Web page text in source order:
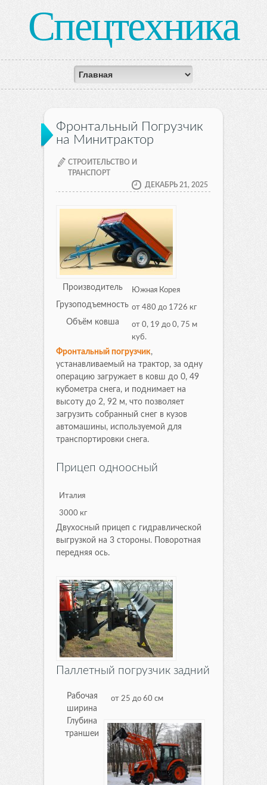
Спецтехника
Фронтальный Погрузчик
на Минитрактор
СТРОИТЕЛЬСТВО И
ТРАНСПОРТ
ДЕКАБРЬ 21, 2025
Производитель Южная Корея
Грузоподъемность от 480 до 1726 кг
Объём ковша
от 0, 19 до 0, 75 м
куб.
Фронтальный погрузчик,
устанавливаемый на трактор, за одну
операцию загружает в ковш до 0, 49
кубометра снега, и поднимает на
высоту до 2, 92 м, что позволяет
загрузить собранный снег в кузов
автомашины, используемой для
транспортировки снега.
Прицеп одноосный
Италия
3000 кг
Двухосный прицеп с гидравлической
выгрузкой на 3 стороны. Поворотная
передняя ось.
Паллетный погрузчик задний
Рабочая
ширина
от 25 до 60 см
Глубина
траншеи